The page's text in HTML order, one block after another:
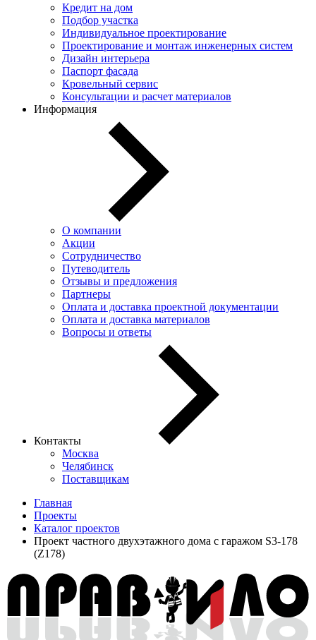
Кредит на дом
Подбор участка
Индивидуальное проектирование
Проектирование и монтаж инженерных систем
Дизайн интерьера
Паспорт фасада
Кровельный сервис
Консультации и расчет материалов
Информация
О компании
Акции
Сотрудничество
Путеводитель
Отзывы и предложения
Партнеры
Оплата и доставка проектной документации
Оплата и доставка материалов
Вопросы и ответы
Контакты
Москва
Челябинск
Поставщикам
Главная
Проекты
Каталог проектов
Проект частного двухэтажного дома с гаражом S3-178
(Z178)